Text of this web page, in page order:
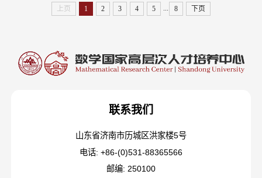
上页 1 2 3 4 5 ... 8 下页
联系我们
山东省济南市历城区洪家楼5号
电话: +86-(0)531-88365566
邮编: 250100